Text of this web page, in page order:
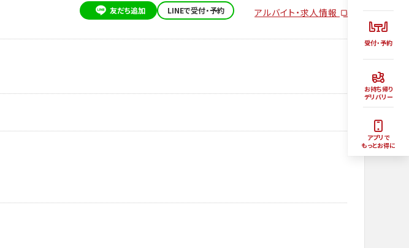
受付・予約
お持ち帰り
デリバリー
アプリで
もっとお得に
友だち追加 LINEで受付・予約 アルバイト・求人情報